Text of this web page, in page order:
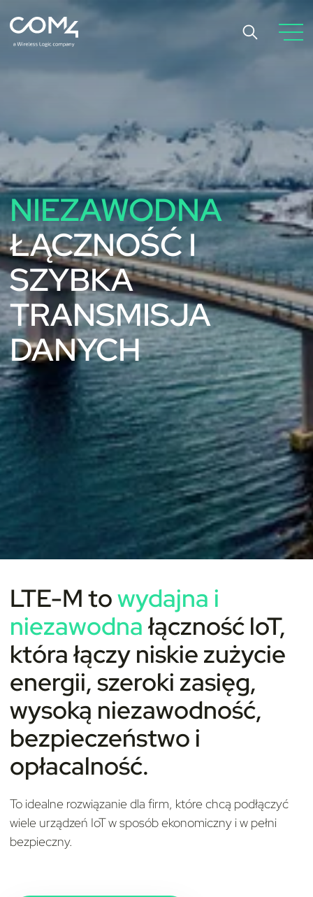
NIEZAWODNA
ŁĄCZNOŚĆ I
SZYBKA
TRANSMISJA
DANYCH
LTE-M towydajna i
niezawodnałącznośćloT,
która łączy niskie zużycie
energii, szeroki zasięg,
wysoką niezawodność,
bezpieczeństwo i
opłacalność.
To idealne rozwiązanie dla firm, które chcą podłączyć
wiele urządzeń IoT w sposób ekonomiczny i w pełni
bezpieczny.